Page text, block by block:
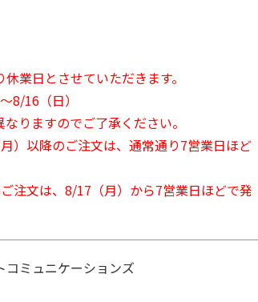
業日とさせていただきます。
8/16（日）
りますのでご了承ください。
）以降のご注文は、通常通り7営業日ほど
注文は、8/17（月）から7営業日ほどで発
コミュニケーションズ